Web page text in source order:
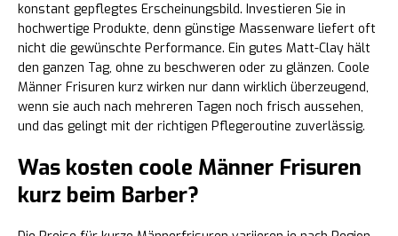
konstant gepflegtes Erscheinungsbild. Investieren Sie in
hochwertige Produkte, denn günstige Massenware liefert oft
nicht die gewünschte Performance. Ein gutes Matt-Clay hält
den ganzen Tag, ohne zu beschweren oder zu glänzen. Coole
Männer Frisuren kurz wirken nur dann wirklich überzeugend,
wenn sie auch nach mehreren Tagen noch frisch aussehen,
und das gelingt mit der richtigen Pflegeroutine zuverlässig.
Was kosten coole Männer Frisuren
kurz beim Barber?